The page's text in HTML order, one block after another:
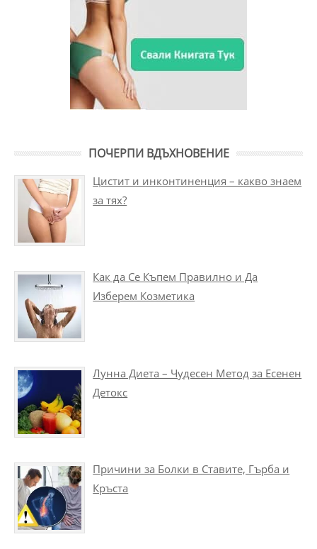
ПОЧЕРПИ ВДЪХНОВЕНИЕ
Цистит и инконтиненция – какво знаем
за тях?
Как да Се Къпем Правилно и Да
Изберем Козметика
Лунна Диета – Чудесен Метод за Есенен
Детокс
Причини за Болки в Ставите, Гърба и
Кръста